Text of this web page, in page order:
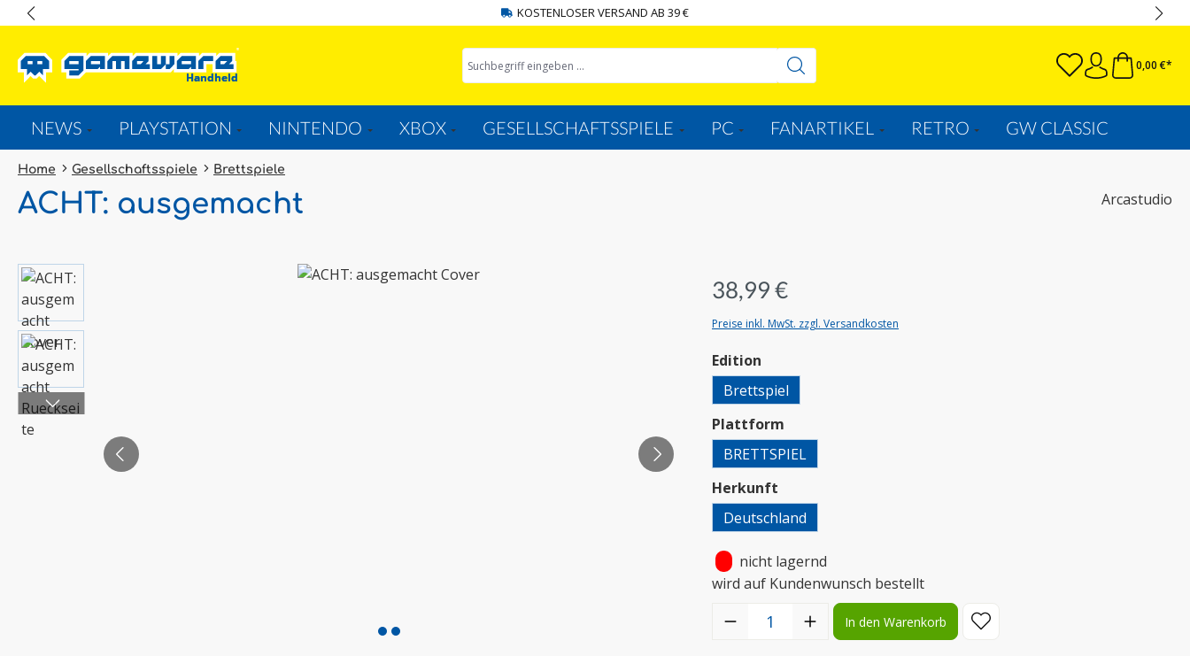
KOSTENLOSER VERSAND AB 39 €
0,00 €*
NEWS PLAYSTATION NINTENDO XBOX GESELLSCHAFTSSPIELE PC FANARTIKEL RETRO GW CLASSIC
Home Gesellschaftsspiele Brettspiele
ACHT: ausgemacht Arcastudio
Bildergalerie überspringen
38,99 €
Preise inkl. MwSt. zzgl. Versandkosten
Edition
Brettspiel
Plattform
BRETTSPIEL
Herkunft
Deutschland
nicht lagernd
wird auf Kundenwunsch bestellt
Produkt Anzahl: Gib den gewünschten Wert ein oder benutze die
In den Warenkorb